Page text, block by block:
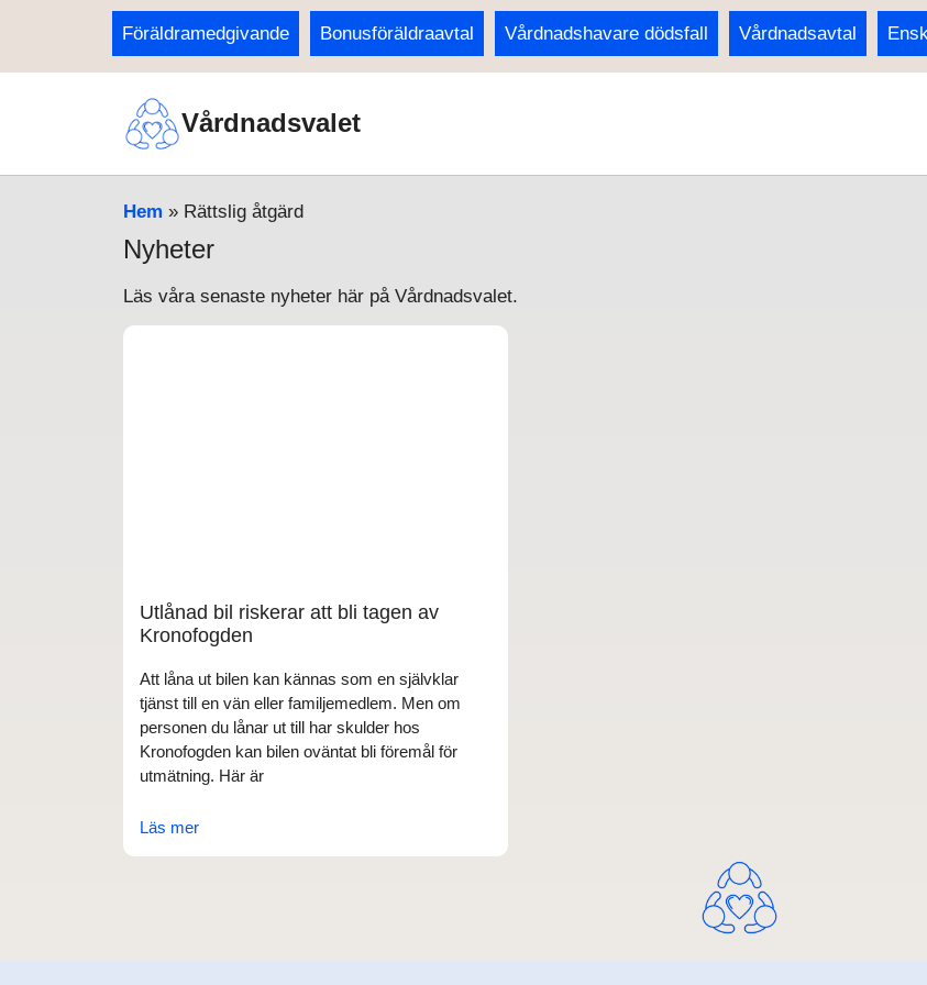
Föräldramedgivande Bonusföräldraavtal Vårdnadshavare dödsfall Vårdnadsavtal
Vårdnadsvalet
Hem » Rättslig åtgärd
Nyheter
Läs våra senaste nyheter här på Vårdnadsvalet.
Utlånad bil riskerar att bli tagen av
Kronofogden
Att låna ut bilen kan kännas som en självklar
tjänst till en vän eller familjemedlem. Men om
personen du lånar ut till har skulder hos
Kronofogden kan bilen oväntat bli föremål för
utmätning. Här är
Läs mer